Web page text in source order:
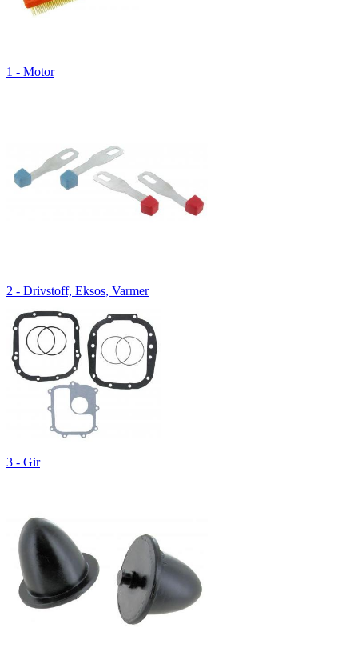
1 - Motor
2 - Drivstoff, Eksos, Varmer
3 - Gir